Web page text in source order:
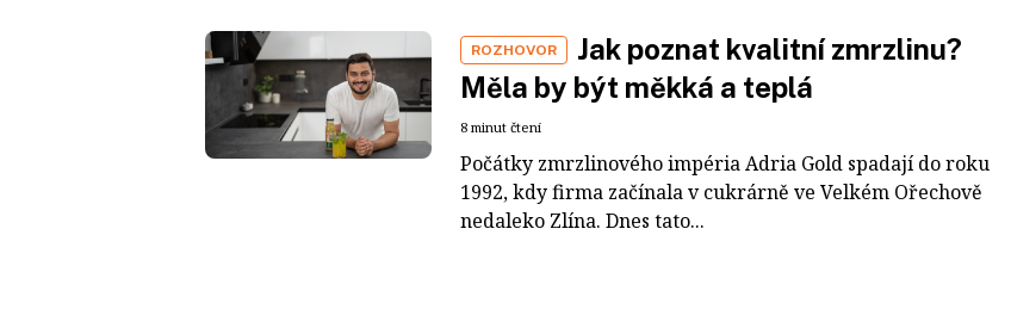
ROZHOVOR
Jak poznat kvalitní zmrzlinu?
Měla by být měkká a teplá
8 minut čtení
Počátky zmrzlinového impéria Adria Gold spadají do roku
1992, kdy firma začínala v cukrárně ve Velkém Ořechově
nedaleko Zlína. Dnes tato...